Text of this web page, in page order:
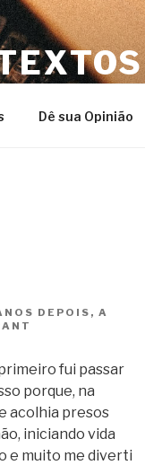
Dê sua Opinião
DEPOIS, A
fui passar
porque, na
acolhia presos
iniciando vida
e muito me diverti